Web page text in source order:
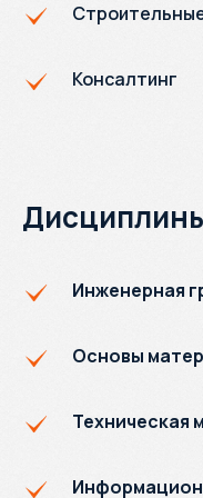
Консалтинг
Инженерная
Основы
Техническая